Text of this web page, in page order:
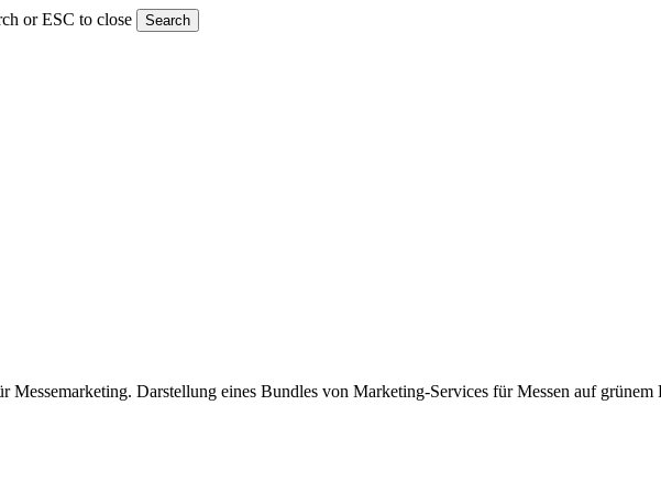
or ESC to close Search